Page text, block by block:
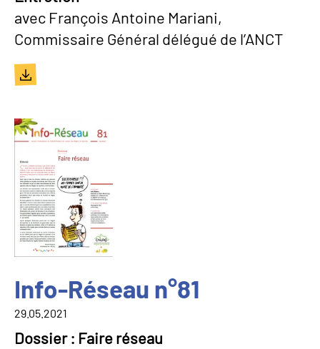
avec François Antoine Mariani,
Commissaire Général délégué de l’ANCT
Document
Image
Info-Réseau n°81
29.05.2021
Dossier : Faire réseau